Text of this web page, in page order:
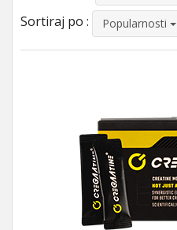
Sortiraj po : Popularnosti